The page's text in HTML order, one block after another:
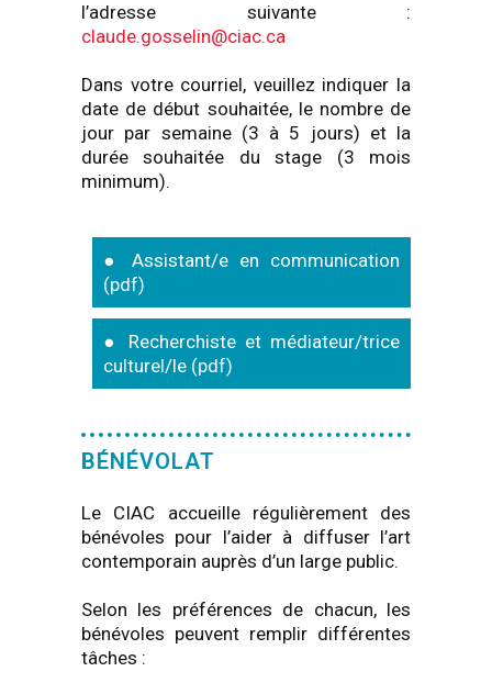
l’adresse suivante :
claude.gosselin@ciac.ca
Dans votre courriel, veuillez indiquer la
date de début souhaitée, le nombre de
jour par semaine (3 à 5 jours) et la
durée souhaitée du stage (3 mois
minimum).
● Assistant/e en communication
(pdf)
● Recherchiste et médiateur/trice
culturel/le (pdf)
BÉNÉVOLAT
Le CIAC accueille régulièrement des
bénévoles pour l’aider à diffuser l’art
contemporain auprès d’un large public.
Selon les préférences de chacun, les
bénévoles peuvent remplir différentes
tâches :